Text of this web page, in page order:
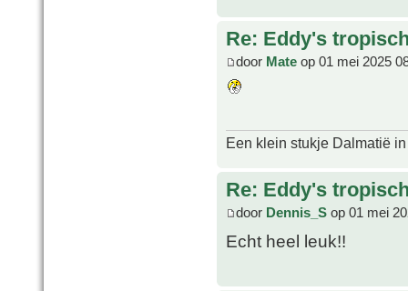
Re: Eddy's
door Mate op 01 mei 2025
Een klein stukje Dalmatië
Re: Eddy's
door Dennis_S op 01 mei
Echt heel leuk!!